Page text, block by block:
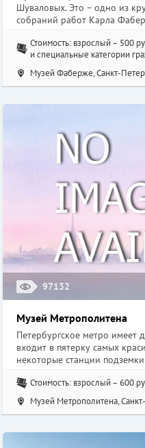
Шуваловых. Это – одно из
собраний работ Карла
Стоимость: взрослый – 500
и специальные категории
Музей Фаберже, Санкт-
97132
Музей Метрополитена
Петербургское метро
входит в пятерку самых
некоторые станции
Стоимость: взрослый – 600
Музей Метрополитена,